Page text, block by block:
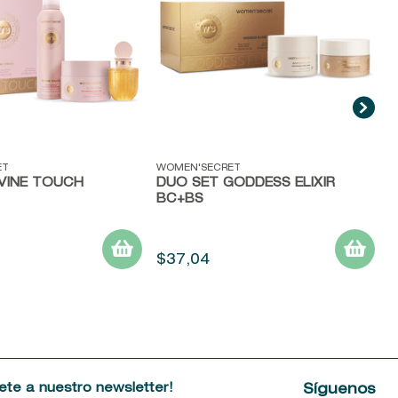
TOUCH
Vista rápida
WOMEN'SECRET
DUO SET GODDESS ELIXIR
BC+BS
$37,04
a nuestro newsletter! Síguenos